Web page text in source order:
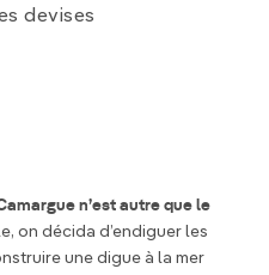
devises
n’est autre que le
on décida d’endiguer les
une digue à la mer